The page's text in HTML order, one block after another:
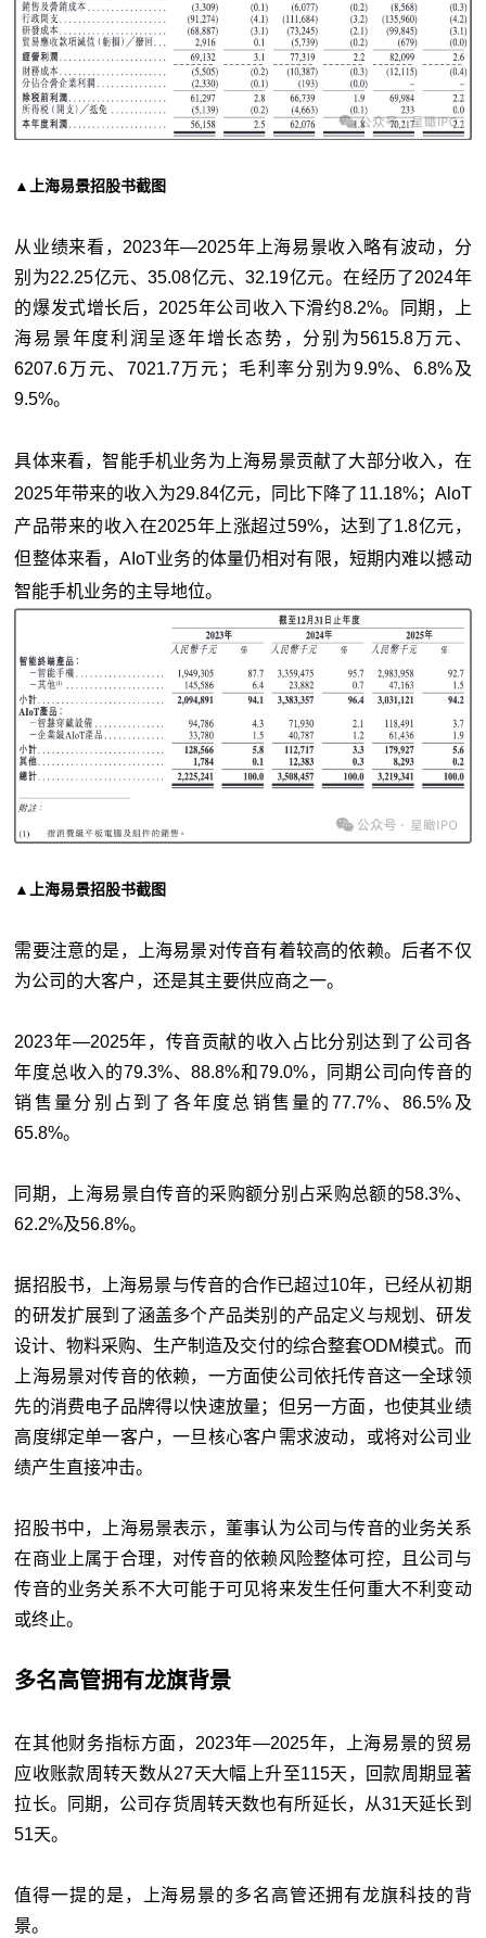
▲上海易景招股书截图
从业绩来看，2023年—2025年上海易景收入略有波动，分
别为22.25亿元、35.08亿元、32.19亿元。在经历了2024年
的爆发式增长后，2025年公司收入下滑约8.2%。同期，上
海易景年度利润呈逐年增长态势，分别为5615.8万元、
6207.6万元、7021.7万元；毛利率分别为9.9%、6.8%及
9.5%。
具体来看，智能手机业务为上海易景贡献了大部分收入，在
2025年带来的收入为29.84亿元，同比下降了11.18%；AloT
产品带来的收入在2025年上涨超过59%，达到了1.8亿元，
但整体来看，AIoT业务的体量仍相对有限，短期内难以撼动
智能手机业务的主导地位。
▲上海易景招股书截图
需要注意的是，上海易景对传音有着较高的依赖。后者不仅
为公司的大客户，还是其主要供应商之一。
2023年—2025年，传音贡献的收入占比分别达到了公司各
年度总收入的79.3%、88.8%和79.0%，同期公司向传音的
销售量分别占到了各年度总销售量的77.7%、86.5%及
65.8%。
同期，上海易景自传音的采购额分别占采购总额的58.3%、
62.2%及56.8%。
据招股书，上海易景与传音的合作已超过10年，已经从初期
的研发扩展到了涵盖多个产品类别的产品定义与规划、研发
设计、物料采购、生产制造及交付的综合整套ODM模式。而
上海易景对传音的依赖，一方面使公司依托传音这一全球领
先的消费电子品牌得以快速放量；但另一方面，也使其业绩
高度绑定单一客户，一旦核心客户需求波动，或将对公司业
绩产生直接冲击。
招股书中，上海易景表示，董事认为公司与传音的业务关系
在商业上属于合理，对传音的依赖风险整体可控，且公司与
传音的业务关系不大可能于可见将来发生任何重大不利变动
或终止。
多名高管拥有龙旗背景
在其他财务指标方面，2023年—2025年，上海易景的贸易
应收账款周转天数从27天大幅上升至115天，回款周期显著
拉长。同期，公司存货周转天数也有所延长，从31天延长到
51天。
值得一提的是，上海易景的多名高管还拥有龙旗科技的背
景。